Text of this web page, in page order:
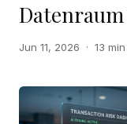
Jun 11, 2026 · 13